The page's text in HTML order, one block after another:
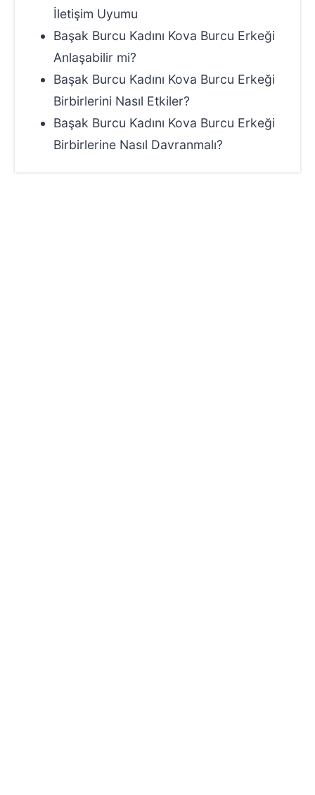
İletişim Uyumu
Başak Burcu Kadını Kova Burcu Erkeği
Anlaşabilir mi?
Başak Burcu Kadını Kova Burcu Erkeği
Birbirlerini Nasıl Etkiler?
Başak Burcu Kadını Kova Burcu Erkeği
Birbirlerine Nasıl Davranmalı?